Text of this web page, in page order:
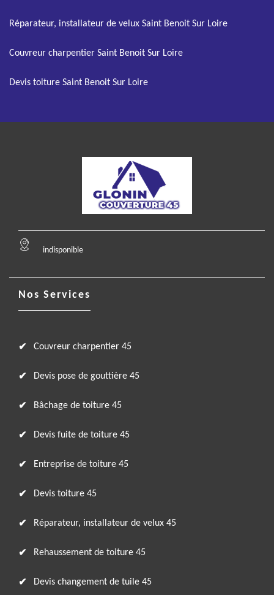
Réparateur, installateur de velux Saint Benoit Sur Loire
Couvreur charpentier Saint Benoit Sur Loire
Devis toiture Saint Benoit Sur Loire
indisponible
Nos Services
Couvreur charpentier 45
Devis pose de gouttière 45
Bâchage de toiture 45
Devis fuite de toiture 45
Entreprise de toiture 45
Devis toiture 45
Réparateur, installateur de velux 45
Rehaussement de toiture 45
Devis changement de tuile 45